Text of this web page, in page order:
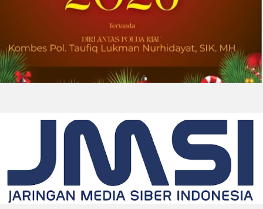
Lantronix dan Swarmer Berkolaborasi
Kustom untuk Sistem Pesawat Udara
Nirawak (UAS) Grup 1
IRVINE, California, Aug. 01, 2026 (GLOBE
NEWSWIRE) -- Lantronix Inc. (Nasdaq: LTRX),
penyedia global solusi Edge AI dan Industrial